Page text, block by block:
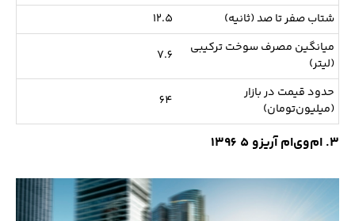
شتاب صفر تا صد (ثانیه)
12.5
میانگین مصرف سوخت ترکیبی
(لیتر)
7.6
حدود قیمت در بازار
(میلیون‌تومان)
64
3. ام‌وی‌ام آریزو 5 1396